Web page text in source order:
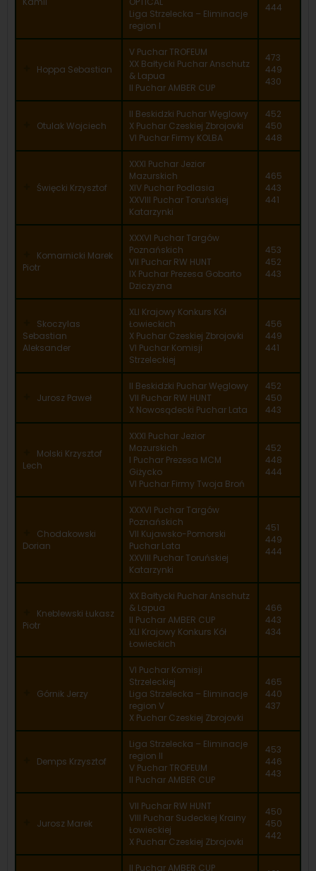
Liga Strzelecka – Eliminacje
region I
444
Hoppa Sebastian
V Puchar TROFEUM
XX Bałtycki Puchar Anschutz
& Lapua
II Puchar AMBER CUP
473
449
430
Otulak Wojciech
II Beskidzki Puchar Węglowy
X Puchar Czeskiej Zbrojovki
VI Puchar Firmy KOLBA
452
450
448
Święcki Krzysztof
XXXI Puchar Jezior
Mazurskich
XIV Puchar Podlasia
XXVIII Puchar Toruńskiej
Katarzynki
465
443
441
Komarnicki Marek
Piotr
XXXVI Puchar Targów
Poznańskich
VII Puchar RW HUNT
IX Puchar Prezesa Gobarto
Dziczyzna
453
452
443
Skoczylas
Sebastian
Aleksander
XLI Krajowy Konkurs Kół
Łowieckich
X Puchar Czeskiej Zbrojovki
VI Puchar Komisji
Strzeleckiej
456
449
441
Jurosz Paweł
II Beskidzki Puchar Węglowy
VII Puchar RW HUNT
X Nowosądecki Puchar Lata
452
450
443
Molski Krzysztof
Lech
XXXI Puchar Jezior
Mazurskich
I Puchar Prezesa MCM
Giżycko
VI Puchar Firmy Twoja Broń
452
448
444
Chodakowski
Dorian
XXXVI Puchar Targów
Poznańskich
VII Kujawsko-Pomorski
Puchar Lata
XXVIII Puchar Toruńskiej
Katarzynki
451
449
444
Kneblewski Łukasz
Piotr
XX Bałtycki Puchar Anschutz
& Lapua
II Puchar AMBER CUP
XLI Krajowy Konkurs Kół
Łowieckich
466
443
434
Górnik Jerzy
VI Puchar Komisji
Strzeleckiej
Liga Strzelecka – Eliminacje
region V
X Puchar Czeskiej Zbrojovki
465
440
437
Demps Krzysztof
Liga Strzelecka – Eliminacje
region II
V Puchar TROFEUM
II Puchar AMBER CUP
453
446
443
Jurosz Marek
VII Puchar RW HUNT
VIII Puchar Sudeckiej Krainy
Łowieckiej
X Puchar Czeskiej Zbrojovki
450
450
442
II Puchar AMBER CUP